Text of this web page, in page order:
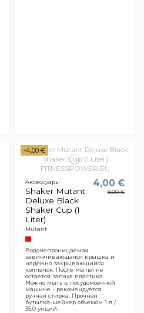
-4,00 €
Aксессуары
Shaker Mutant
Deluxe Black
Shaker Cup (1
Liter)
Mutant
4,00 €
8,00 €
Водонепроницаемая
завинчивающаяся крышка и
надежно закрывающийся
колпачок. После мытья не
остается запаха пластика.
Можно мыть в посудомоечной
машине - рекомендуется
ручная стирка. Прочная
бутылка-шейкер объемом 1 л /
35,0 унций.